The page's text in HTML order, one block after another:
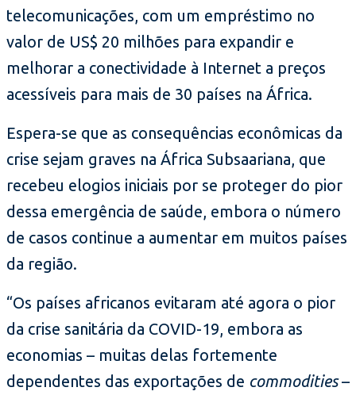
telecomunicações, com um empréstimo no
valor de US$ 20 milhões para expandir e
melhorar a conectividade à Internet a preços
acessíveis para mais de 30 países na África.
Espera-se que as consequências econômicas da
crise sejam graves na África Subsaariana, que
recebeu elogios iniciais por se proteger do pior
dessa emergência de saúde, embora o número
de casos continue a aumentar em muitos países
da região.
“Os países africanos evitaram até agora o pior
da crise sanitária da COVID-19, embora as
economias – muitas delas fortemente
dependentes das exportações de commodities–